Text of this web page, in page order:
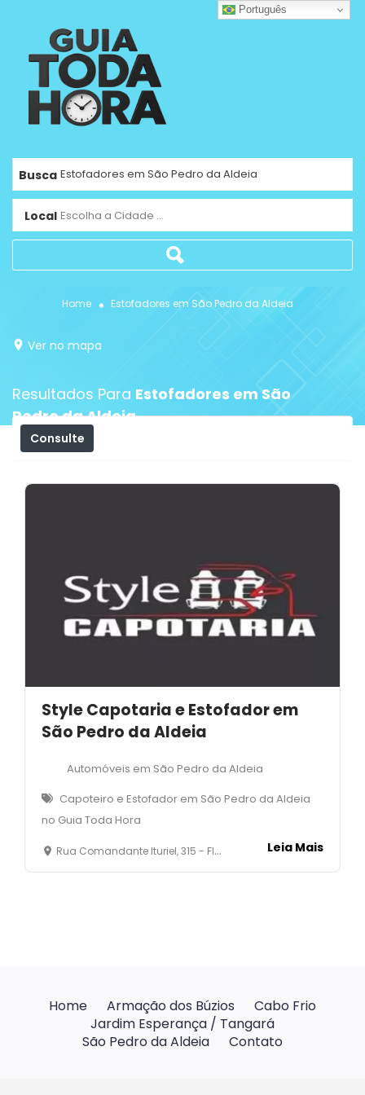
Busca
Local Escolha a Cidade ...
Home Estofadores em São Pedro da Aldeia
Ver no mapa
Resultados Para Estofadores em São
Pedro da Aldeia
Consulte
Style Capotaria e Estofador em
São Pedro da Aldeia
Automóveis em São Pedro da Aldeia
Capoteiro e Estofador em São Pedro da Aldeia
no Guia Toda Hora
Rua Comandante Ituriel, 315 - Fluminense - São Pedro da Aldeia Leia Mais
Home Armação dos Búzios
Cabo Frio
Jardim Esperança / Tangará
São Pedro da Aldeia
Contato
Português